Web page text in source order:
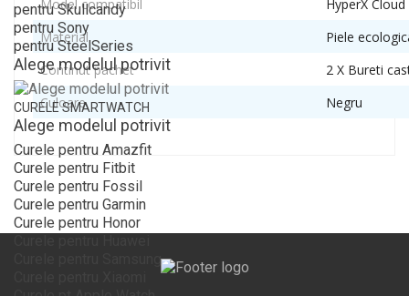
pentru Skullcandy
pentru Sony
pentru SteelSeries
Alege modelul potrivit
CURELE SMARTWATCH
Alege modelul potrivit
Curele pentru Amazfit
Curele pentru Fitbit
Curele pentru Fossil
Curele pentru Garmin
Curele pentru Honor
Curele pentru Samsung
Model compatibil
HyperX
Material
Piele
Continut pachet
2 X Bureti
Culoare
Negru